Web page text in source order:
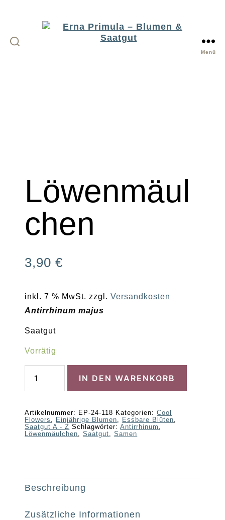
Menü
Löwenmäul
chen
3,90€
inkl. 7 % MwSt. zzgl.Versandkosten
Antirrhinum majus
Saatgut
Vorrätig
Menge
IN DEN WARENKORB
Artikelnummer: EP-24-118 Kategorien:Cool
Flowers
Einjährige Blumen Essbare Blüten
Saatgut A - Z Schlagwörter:Antirrhinum
Löwenmäulchen ,Saatgut ,Samen
Beschreibung
Zusätzliche Informationen